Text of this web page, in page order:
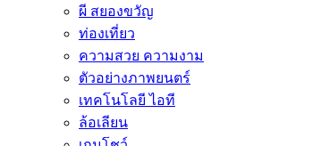
ผี สยองขวัญ
ท่องเที่ยว
ความสวย ความงาม
ตัวอย่างภาพยนตร์
เทคโนโลยี ไอที
ล้อเลียน